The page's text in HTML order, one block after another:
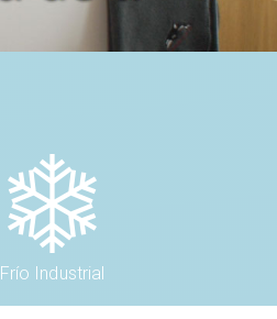
Frío Industrial